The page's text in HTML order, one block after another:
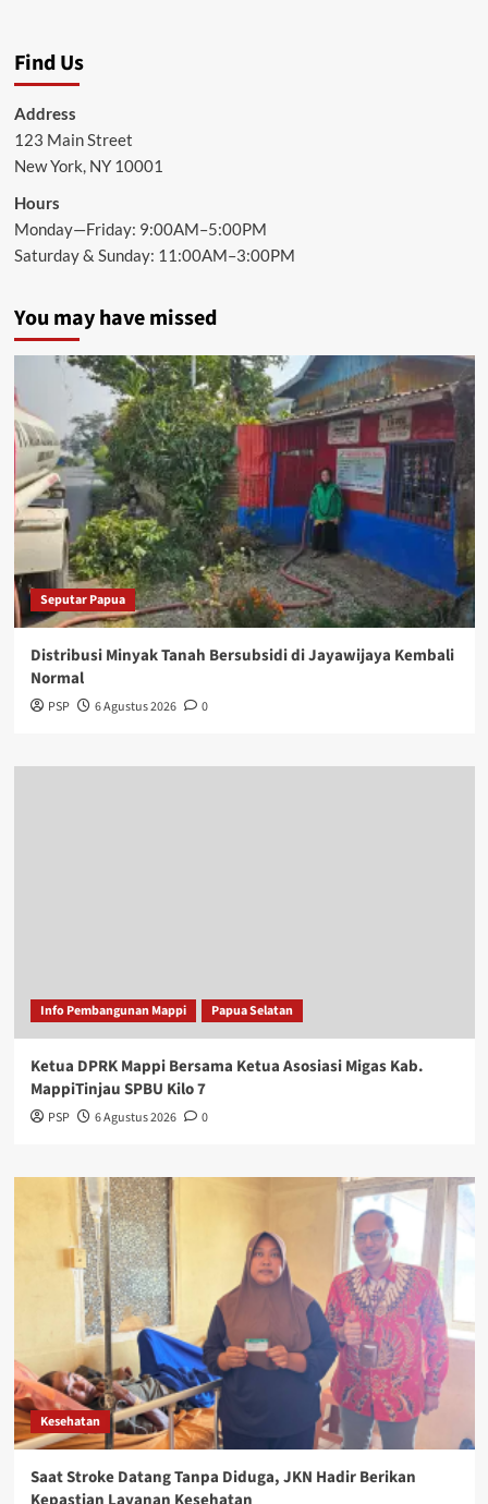
Find Us
Address
123 Main Street
New York, NY 10001
Hours
Monday—Friday: 9:00AM–5:00PM
Saturday & Sunday: 11:00AM–3:00PM
You may have missed
Seputar Papua
Distribusi Minyak Tanah Bersubsidi di Jayawijaya Kembali
Normal
PSP 6 Agustus 2026 0
Info Pembangunan Mappi Papua Selatan
Ketua DPRK Mappi Bersama Ketua Asosiasi Migas Kab.
MappiTinjau SPBU Kilo 7
PSP 6 Agustus 2026 0
Kesehatan
Saat Stroke Datang Tanpa Diduga, JKN Hadir Berikan